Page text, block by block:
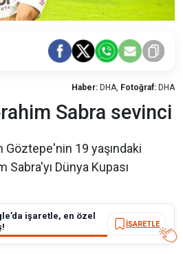
Haber: DHA, Fotoğraf: DHA
Sabra sevinci
19 yaşındaki
Dünya Kupası
işaretle, en özel
İŞARETLE